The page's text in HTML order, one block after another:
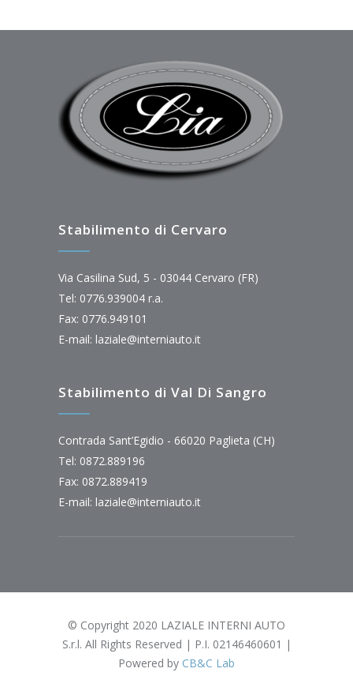
Stabilimento di Cervaro
Via Casilina Sud, 5 - 03044 Cervaro (FR)
Tel: 0776.939004 r.a.
Fax: 0776.949101
E-mail: laziale@interniauto.it
Stabilimento di Val Di Sangro
Contrada Sant’Egidio - 66020 Paglieta (CH)
Tel: 0872.889196
Fax: 0872.889419
E-mail: laziale@interniauto.it
© Copyright 2020 LAZIALE INTERNI AUTO
S.r.l. All Rights Reserved | P.I. 02146460601 |
Powered by CB&C Lab